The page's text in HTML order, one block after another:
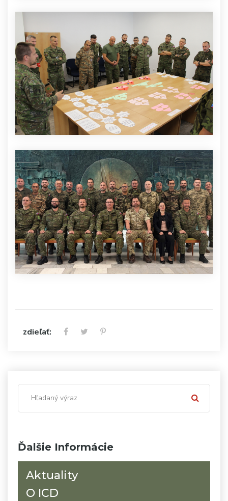
Ďalšie Informácie
Aktuality
O ICD
zdieľať: